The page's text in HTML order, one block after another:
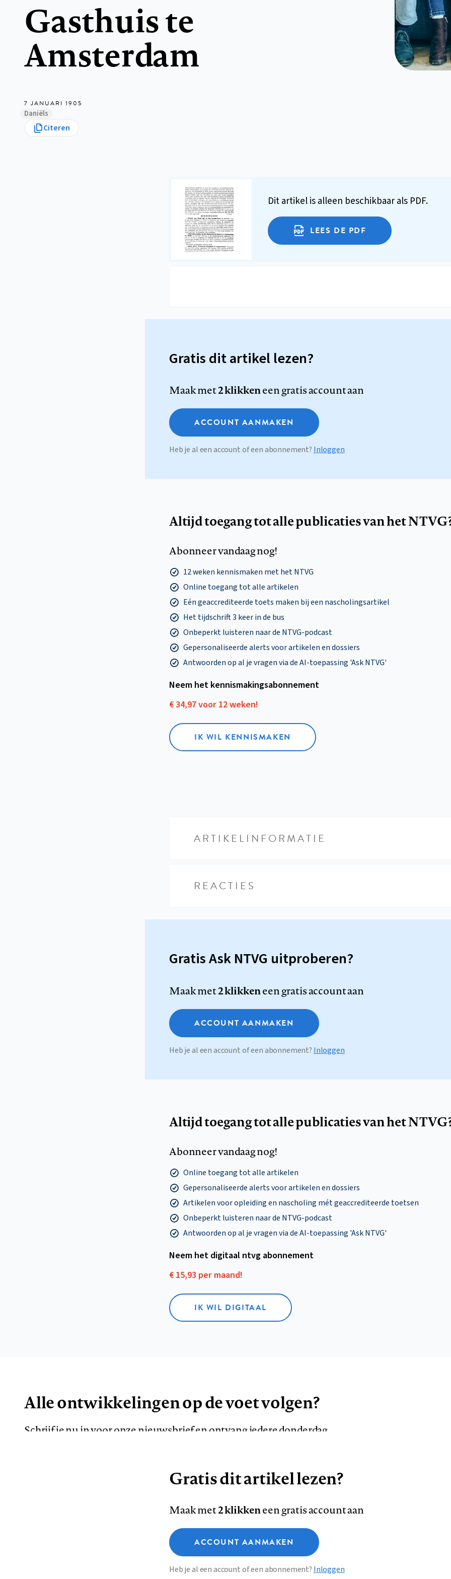
Gasthuis te
Amsterdam
7 JANUARI 1905
Daniëls
Citeren
Dit artikel is alleen beschikbaar als PDF.
LEES DE PDF
Gratis dit artikel lezen?
Maak met2 klikkeneen gratis account aan
ACCOUNT AANMAKEN
Heb je al een account of een abonnement? Inloggen
Altijd toegang tot alle publicaties van het
Abonneer vandaag nog!
12 weken kennismaken met het NTVG
Online toegang tot alle artikelen
Eén geaccrediteerde toets maken bij een nascholingsartikel
Het tijdschrift 3 keer in de bus
Onbeperkt luisteren naar de NTVG-podcast
Gepersonaliseerde alerts voor artikelen en dossiers
Antwoorden op al je vragen via de AI-toepassing 'Ask NTVG'
Neem het kennismakings­abonnement
€ 34,97 voor 12 weken!
IK WIL KENNISMAKEN
ARTIKELINFORMATIE
REACTIES
Gratis Ask NTVG uitproberen?
Maak met2 klikkeneen gratis account aan
ACCOUNT AANMAKEN
Heb je al een account of een abonnement? Inloggen
Altijd toegang tot alle publicaties van het
Abonneer vandaag nog!
Online toegang tot alle artikelen
Gepersonaliseerde alerts voor artikelen en dossiers
Artikelen voor opleiding en nascholing mét geaccrediteerde toetsen
Onbeperkt luisteren naar de NTVG-podcast
Antwoorden op al je vragen via de AI-toepassing 'Ask NTVG'
Neem het digitaal ntvg abonnement
€ 15,93 per maand!
IK WIL DIGITAAL
Alle ontwikkelingen op de voet volgen?
Schrijf je nu in voor onze nieuwsbrief en ontvang iedere donderdag
AANMELDEN
Colofon Disclaimer Privacy About us
Deze site gebruikt cookies
Functionele cookies
Analytische cookies
Gratis dit artikel lezen?
Maak met2 klikkeneen gratis account aan
ACCOUNT AANMAKEN
Heb je al een account of een abonnement? Inloggen